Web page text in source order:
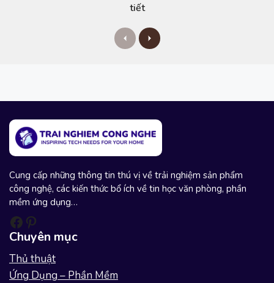
tiết
P
r
u
N
e
Cung cấp những thông tin thú vị về trải nghiệm sản phẩm
công nghệ, các kiến thức bổ ích về tin học văn phòng, phần
mềm ứng dụng…
Facebook
Pinterest
Chuyên mục
Thủ thuật
Ứng Dụng – Phần Mềm